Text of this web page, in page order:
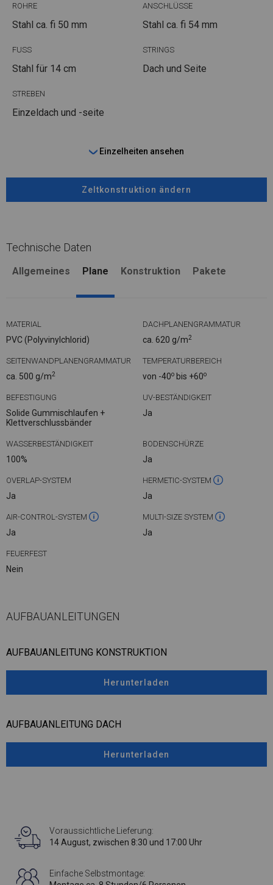
ROHRE
Stahl ca. fi 50 mm
ANSCHLÜSSE
Stahl ca. fi 54 mm
FUSS
Stahl für 14 cm
STRINGS
Dach und Seite
STREBEN
Einzeldach und -seite
Einzelheiten ansehen
Zeltkonstruktion ändern
Technische Daten
Allgemeines Plane Konstruktion Pakete
MATERIAL
PVC (Polyvinylchlorid)
DACHPLANENGRAMMATUR
ca. 620 g/m2
SEITENWANDPLANENGRAMMATUR
ca. 500 g/m2
TEMPERATURBEREICH
von -40o bis +60o
BEFESTIGUNG
Solide Gummischlaufen +
Klettverschlussbänder
UV-BESTÄNDIGKEIT
Ja
WASSERBESTÄNDIGKEIT
100%
BODENSCHÜRZE
Ja
OVERLAP-SYSTEM
Ja
HERMETIC-SYSTEM
Ja
AIR-CONTROL-SYSTEM
Ja
MULTI-SIZE SYSTEM
Ja
FEUERFEST
Nein
AUFBAUANLEITUNGEN
AUFBAUANLEITUNG KONSTRUKTION
Herunterladen
AUFBAUANLEITUNG DACH
Herunterladen
Voraussichtliche Lieferung:
14 August, zwischen 8:30 und 17:00 Uhr
Einfache Selbstmontage: